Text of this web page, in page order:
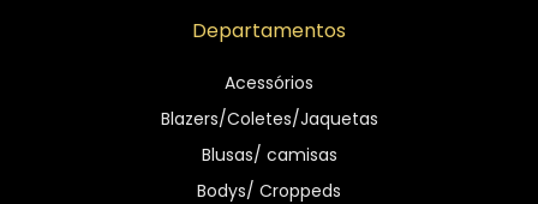
Departamentos
Acessórios
Blazers/Coletes/Jaquetas
Blusas/ camisas
Bodys/ Croppeds